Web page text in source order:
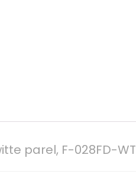
parel, F-028FD-WT